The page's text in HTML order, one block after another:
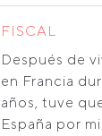
FISCAL
Después de
en Francia
años, tuve
España por